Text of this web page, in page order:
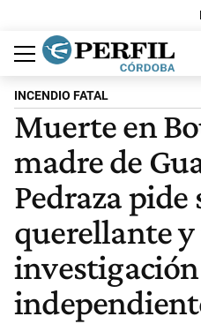
Política
Economía
Judiciales
Sociedad
Cultura
Espectáculos
Deportes
Protagonistas
INCENDIO FATAL
Muerte en
madre de
Pedraza pide
querellante